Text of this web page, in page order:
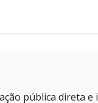
pública direta